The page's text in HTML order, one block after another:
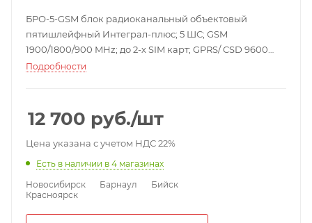
БРО-5-GSM блок радиоканальный объектовый
пятишлейфный Интеграл-плюс; 5 ШС; GSM
1900/1800/900 MHz; до 2-х SIM карт; GPRS/ CSD 9600
бит/сек; 2 программируемых релейных выхода, 150 мА;
Подробности
12 700 руб./шт
Цена указана с учетом НДС 22%
Есть в наличии в 4 магазинах
Новосибирск
Барнаул
Бийск
Красноярск